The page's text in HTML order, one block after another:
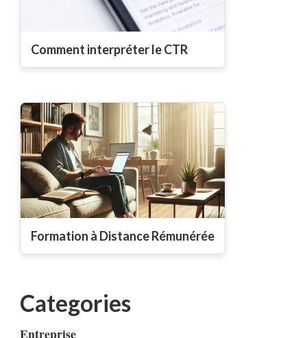
Comment interpréter le CTR
Formation à Distance Rémunérée
Categories
Entreprise